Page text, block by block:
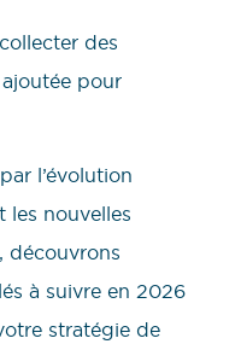
des
pour
l’évolution
les nouvelles
découvrons
à suivre en 2026
stratégie de